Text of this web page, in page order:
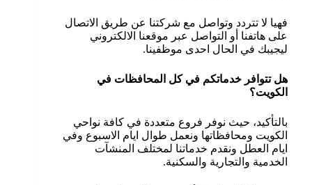
فهيا لا تتردد وتواصل مع شركتنا عن طريق الاتصال
على هاتفنا أو التواصل عبر موقعنا الالكتروني
ليجيبك في الحال احدى موظفينا.
هل تتوافر خدماتكم في كل المحافظات في
الكويت؟
بالتأكيد، حيث نوفر فروع متعددة في كافة نواحي
الكويت ومحافظاتها ونعمل طوال ايام الاسبوع وفي
ايام العطل ونقدم خدماتنا لمختلف المنشآت
الخدمية والتجارية والسكنية.